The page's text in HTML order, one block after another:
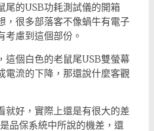
尾的USB功耗測試儀的開箱
，很多部落客不像蝸牛有電子
考慮到這個部份。
這個白色的老鼠尾USB雙螢幕
電流的下降，那還說什麼客觀
就好，實際上還是有很大的差
品保系統中所說的機差，還